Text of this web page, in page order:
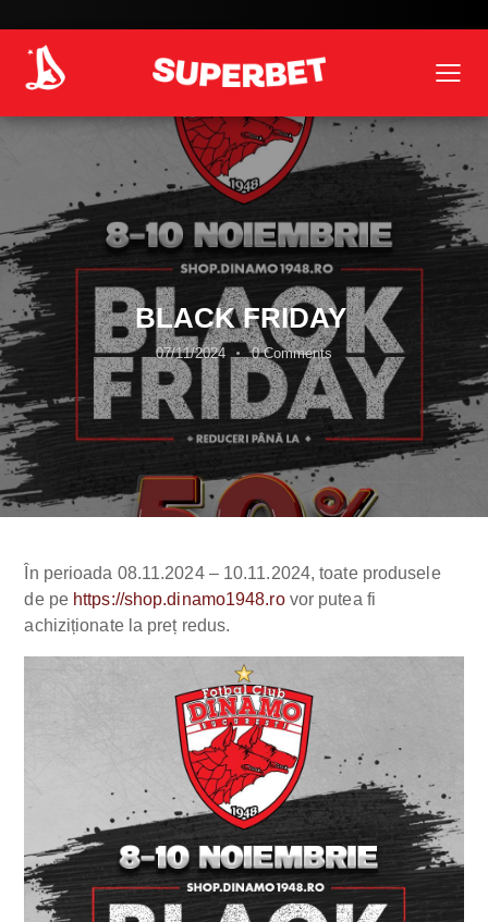
BLACK FRIDAY
07/11/2024 0 Comments
În perioada 08.11.2024 – 10.11.2024, toate produsele
de pe https://shop.dinamo1948.rovor putea fi
achiziționate la preț redus.